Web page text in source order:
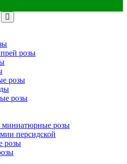
розы
розы
розы
миниатюрные розы
персидской
розы